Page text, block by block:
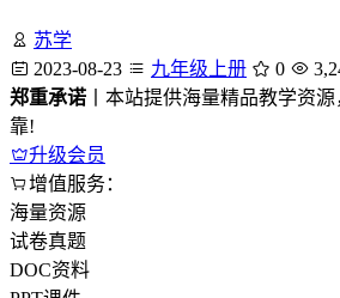
苏学
2023-08-23
九年级上册 0
郑重承诺 丨本站提供海量精品教学资
靠!
升级会员
增值服务：
海量资源
试卷真题
DOC资料